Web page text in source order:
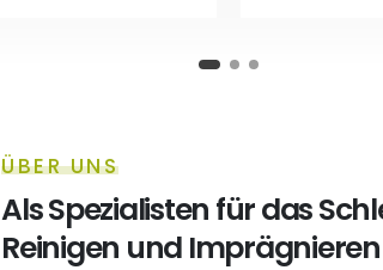
ÜBER UNS
Als Spezialisten für das
Reinigen und